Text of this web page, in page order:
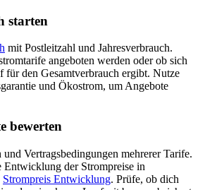
starten
mit Postleitzahl und Jahresverbrauch.
angeboten werden oder ob sich
den Gesamtverbrauch ergibt. Nutze
und Ökostrom, um Angebote
bewerten
und Vertragsbedingungen mehrerer Tarife.
Entwicklung der Strompreise in
Strompreis Entwicklung. Prüfe, ob dich